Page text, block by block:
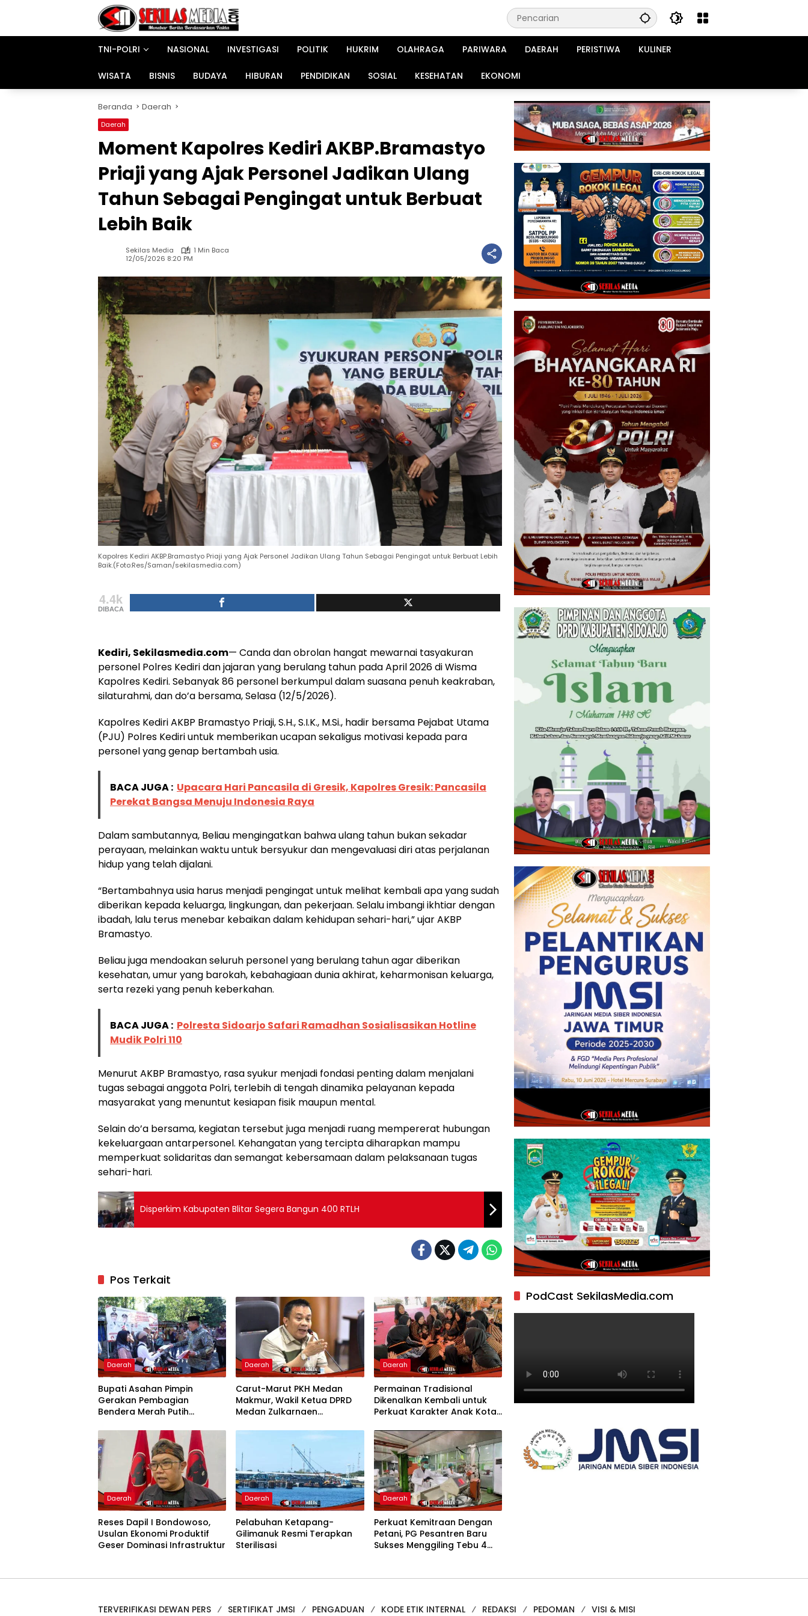
TNI-POLRI
NASIONAL INVESTIGASI POLITIK HUKRIM OLAHRAGA PARIWARA DAERAH PERISTIWA KULINER
WISATA BISNIS BUDAYA HIBURAN PENDIDIKAN SOSIAL KESEHATAN EKONOMI
Beranda Daerah
Daerah
Moment Kapolres Kediri AKBP.Bramastyo
Priaji yang Ajak Personel Jadikan Ulang
Tahun Sebagai Pengingat untuk Berbuat
Lebih Baik
Sekilas Media
1 Min Baca
12/05/2026 8:20 PM
Kapolres Kediri AKBP.Bramastyo Priaji yang Ajak Personel Jadikan Ulang Tahun Sebagai Pengingat untuk Berbuat Lebih
Baik.(Foto:Res/Saman/sekilasmedia.com)
4.4k
DIBACA
Kediri, Sekilasmedia.com— Canda dan obrolan hangat mewarnai tasyakuran
personel Polres Kediri dan jajaran yang berulang tahun pada April 2026 di Wisma
Kapolres Kediri. Sebanyak 86 personel berkumpul dalam suasana penuh keakraban,
silaturahmi, dan do’a bersama, Selasa (12/5/2026).
Kapolres Kediri AKBP Bramastyo Priaji, S.H., S.I.K., M.Si., hadir bersama Pejabat Utama
(PJU) Polres Kediri untuk memberikan ucapan sekaligus motivasi kepada para
personel yang genap bertambah usia.
BACA JUGA : Upacara Hari Pancasila di Gresik, Kapolres Gresik: Pancasila
Perekat Bangsa Menuju Indonesia Raya
Dalam sambutannya, Beliau mengingatkan bahwa ulang tahun bukan sekadar
perayaan, melainkan waktu untuk bersyukur dan mengevaluasi diri atas perjalanan
hidup yang telah dijalani.
“Bertambahnya usia harus menjadi pengingat untuk melihat kembali apa yang sudah
diberikan kepada keluarga, lingkungan, dan pekerjaan. Selalu imbangi ikhtiar dengan
ibadah, lalu terus menebar kebaikan dalam kehidupan sehari-hari,” ujar AKBP
Bramastyo.
Beliau juga mendoakan seluruh personel yang berulang tahun agar diberikan
kesehatan, umur yang barokah, kebahagiaan dunia akhirat, keharmonisan keluarga,
serta rezeki yang penuh keberkahan.
BACA JUGA : Polresta Sidoarjo Safari Ramadhan Sosialisasikan Hotline
Mudik Polri 110
Menurut AKBP Bramastyo, rasa syukur menjadi fondasi penting dalam menjalani
tugas sebagai anggota Polri, terlebih di tengah dinamika pelayanan kepada
masyarakat yang menuntut kesiapan fisik maupun mental.
Selain do’a bersama, kegiatan tersebut juga menjadi ruang mempererat hubungan
kekeluargaan antarpersonel. Kehangatan yang tercipta diharapkan mampu
memperkuat solidaritas dan semangat kebersamaan dalam pelaksanaan tugas
sehari-hari.
Disperkim Kabupaten Blitar Segera Bangun 400 RTLH
Pos Terkait
Daerah
Bupati Asahan Pimpin
Gerakan Pembagian
Bendera Merah Putih
Kemerdekaan
Daerah
Carut-Marut PKH Medan
Makmur, Wakil Ketua DPRD
Medan Zulkarnaen
Pemko Salurkan Bansos
Daerah
Permainan Tradisional
Dikenalkan Kembali untuk
Perkuat Karakter Anak Kota
Daerah
Reses Dapil I Bondowoso,
Usulan Ekonomi Produktif
Geser Dominasi Infrastruktur
Daerah
Pelabuhan Ketapang-
Gilimanuk Resmi Terapkan
Sterilisasi
Daerah
Perkuat Kemitraan Dengan
Petani, PG Pesantren Baru
Sukses Menggiling Tebu 4
PodCast SekilasMedia.com
TERVERIFIKASI DEWAN PERS SERTIFIKAT JMSI PENGADUAN KODE ETIK INTERNAL REDAKSI PEDOMAN VISI & MISI